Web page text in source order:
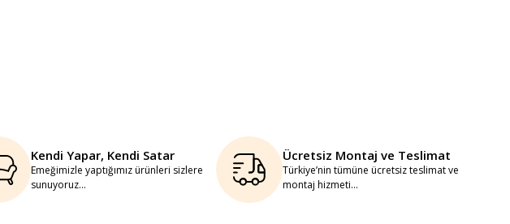
Kendi Yapar, Kendi Satar
Emeğimizle yaptığımız ürünleri sizlere
sunuyoruz...
Ücretsiz Montaj ve Teslimat
Türkiye’nin tümüne ücretsiz teslimat ve
montaj hizmeti...